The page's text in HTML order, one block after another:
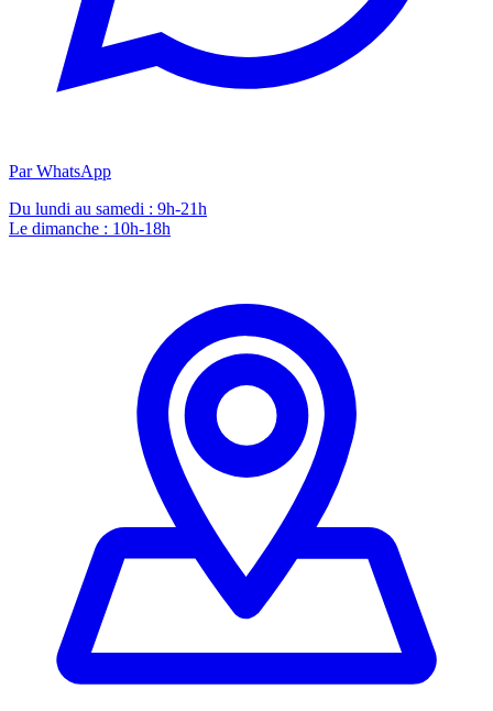
Par WhatsApp
Du lundi au samedi : 9h-21h
Le dimanche : 10h-18h